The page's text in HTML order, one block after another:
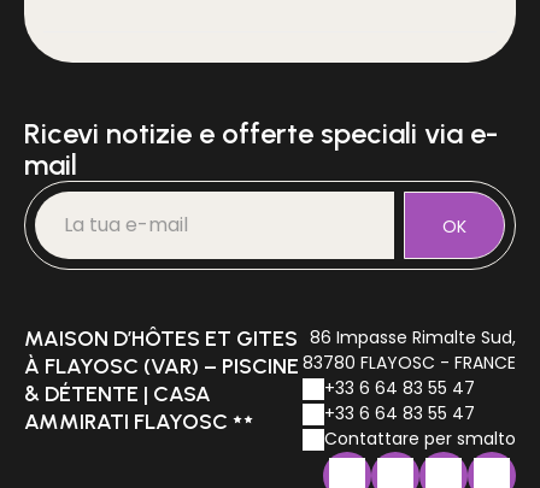
🥇 1. Le Nid — La tavola
37 Boulevard Jean-Moulin, Flayosc — 📞 04 98 09 57
62 Dal martedì al sabato — Prenotazione obbligatoria
Il nostro preferito in assoluto. Le Nid ha un punteggio
di 4,8 basato su 424 recensioni di TripAdvisor
Booking.com
Jobard creano una cucina solare utilizzando prodotti
Bib Gourmand dalla Guida Michelin
può ospitare solo una quindicina di persone, un buon
segno, poiché tutto è preparato con amore e
precisione. Il menu cambia in base alle stagioni e alla
disponibilità di ingredienti freschi. Una scoperta rara
in un villaggio di queste dimensioni. 💶€€ — Ottimo
rapporto qualità-prezzo (Guida Michelin)
Ricevi notizie e offerte speciali via e-
mail
OK
MAISON D’HÔTES ET GITES
À FLAYOSC (VAR) – PISCINE
& DÉTENTE | CASA
AMMIRATI FLAYOSC
86 Impasse Rimalte Sud,
83780 FLAYOSC - FRANCE
+33 6 64 83 55 47
+33 6 64 83 55 47
Contattare per smalto